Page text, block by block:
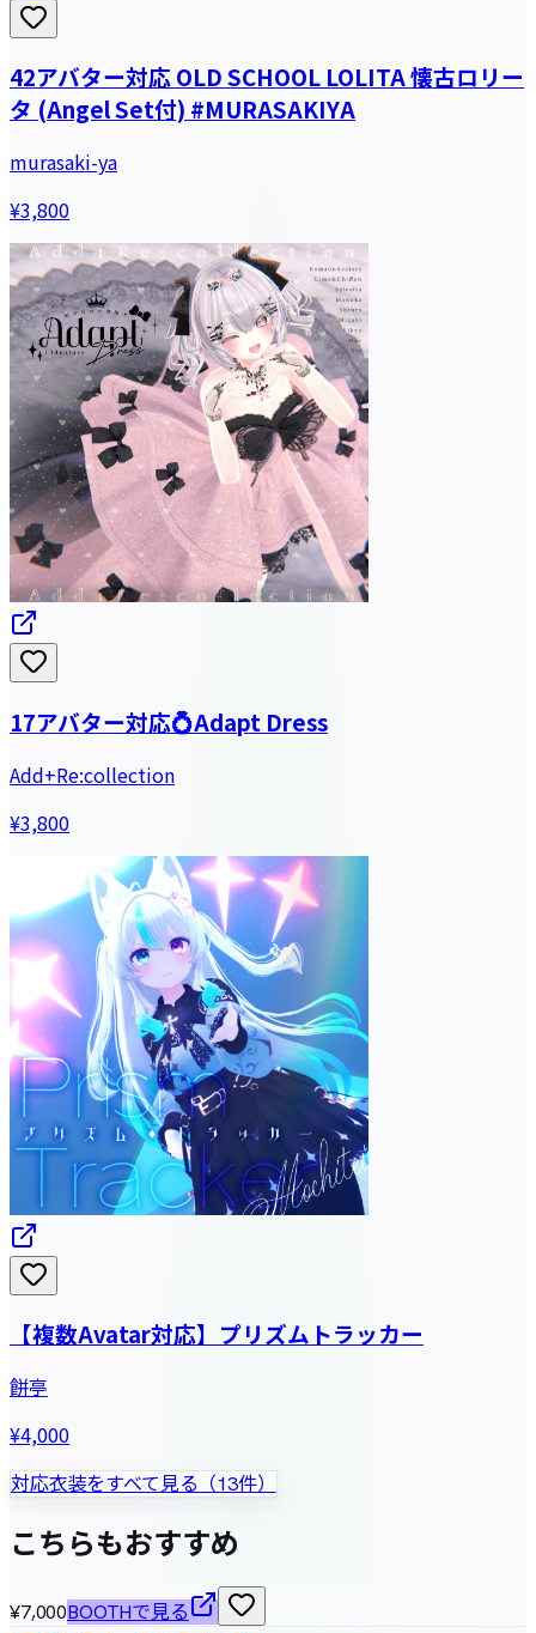
42アバター対応 OLD SCHOOL LOLITA 懐古ロリー
タ (Angel Set付) #MURASAKIYA
murasaki-ya
¥3,800
17アバター対応💍Adapt Dress
Add+Re:collection
¥3,800
【複数Avatar対応】プリズムトラッカー
餅亭
¥4,000
対応衣装をすべて見る（13件）
こちらもおすすめ
¥7,000BOOTHで見る